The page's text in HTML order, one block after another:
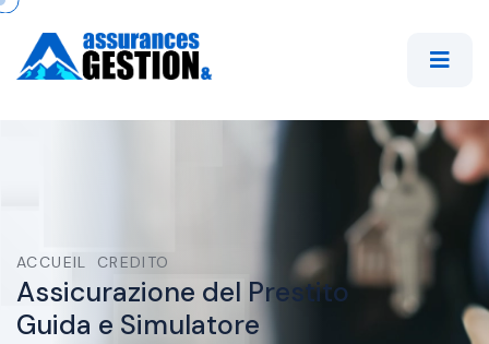
ACCUEIL CREDITO
Assicurazione del Prestito
Guida e Simulatore